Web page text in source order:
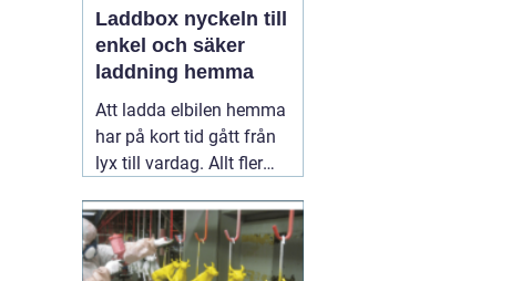
Laddbox nyckeln till
enkel och säker
laddning hemma
Att ladda elbilen hemma
har på kort tid gått från
lyx till vardag. Allt fler
att kunna tanka över
natten, slippa köer vid
publika laddare och ha